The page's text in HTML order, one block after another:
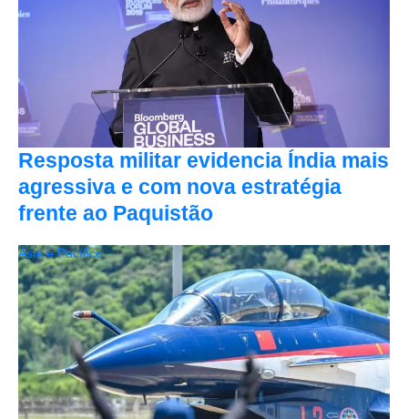
Resposta militar evidencia Índia mais
agressiva e com nova estratégia
frente ao Paquistão
Ásia e Pacífico